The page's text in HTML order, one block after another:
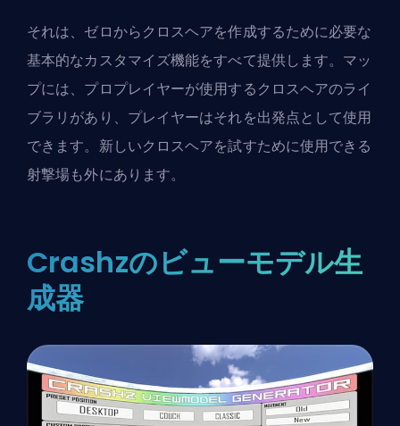
それは、ゼロからクロスヘアを作成するために必要な
基本的なカスタマイズ機能をすべて提供します。マッ
プには、プロプレイヤーが使用するクロスヘアのライ
ブラリがあり、プレイヤーはそれを出発点として使用
できます。新しいクロスヘアを試すために使用できる
射撃場も外にあります。
Crashzのビューモデル生
成器